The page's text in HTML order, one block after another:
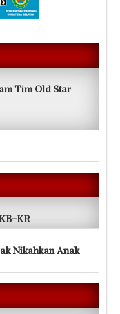
Tim Old Star
KR
Nikahkan Anak